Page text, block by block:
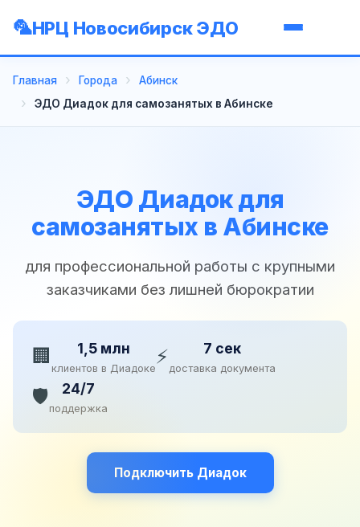
НРЦ Новосибирск ЭДО
Главная Города
Абинск
ЭДО Диадок для самозанятых в Абинске
ЭДО Диадок для
самозанятых в Абинске
для профессиональной работы с крупными
заказчиками без лишней бюрократии
🏢 1,5 млн
клиентов в Диадоке⚡ 7 сек
доставка документа
🛡️ 24/7
поддержка
Подключить Диадок